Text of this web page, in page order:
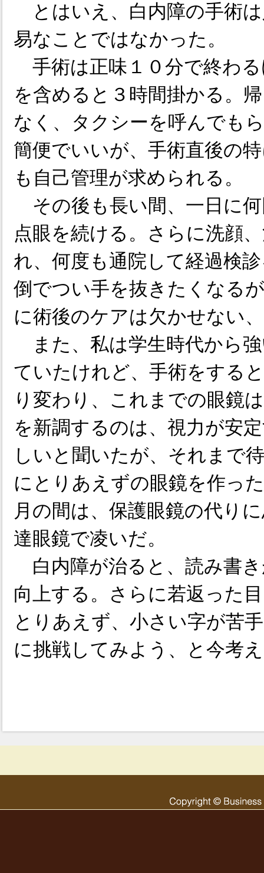
とはいえ、白内障の手術
易なことではなかった。
手術は正味１０分で終わ
を含めると３時間掛かる。
なく、タクシーを呼んでも
簡便でいいが、手術直後の
も自己管理が求められる。
その後も長い間、一日に
点眼を続ける。さらに洗顔
れ、何度も通院して経過検
倒でつい手を抜きたくなる
に術後のケアは欠かせない
また、私は学生時代から
ていたけれど、手術をする
り変わり、これまでの眼鏡
を新調するのは、視力が安
しいと聞いたが、それまで
にとりあえずの眼鏡を作っ
月の間は、保護眼鏡の代り
達眼鏡で凌いだ。
白内障が治ると、読み書
向上する。さらに若返った
とりあえず、小さい字が苦
に挑戦してみよう、と今考